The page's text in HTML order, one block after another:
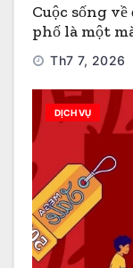
Cuộc sống
phố là một
Th7 7, 2026
DỊCH VỤ